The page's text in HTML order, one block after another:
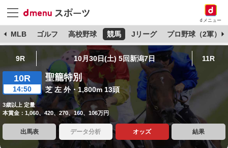
dメニュー
MLB ゴルフ 高校野球 競馬 Jリーグ プロ野球（2軍）
9R 10月30日(土) 5回新潟7日 11R
10R
14:50
聖籠特別
芝 左 外・1,800m 13頭
3歳以上 定量
本賞金：1,060、420、270、160、106万円
出馬表 データ分析 オッズ 結果